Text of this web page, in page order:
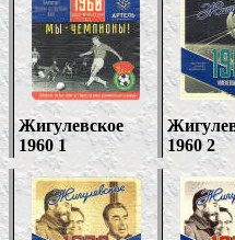
Жигулевское
1960 1
19602